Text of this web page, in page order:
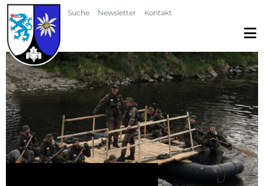
Navigation überspringen
Suche Newsletter Kontakt